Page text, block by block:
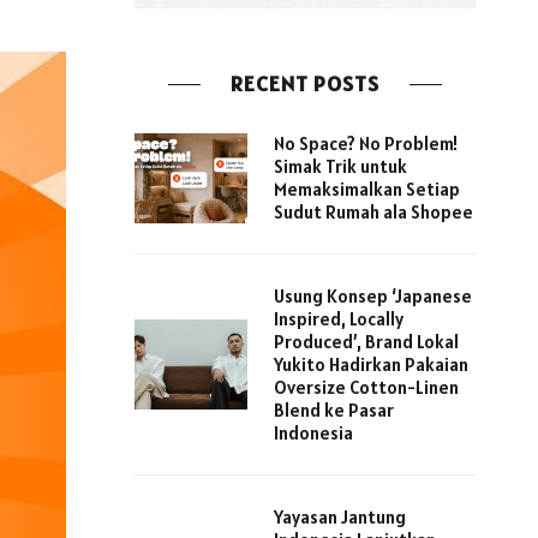
RECENT POSTS
No Space? No Problem!
Simak Trik untuk
Memaksimalkan Setiap
Sudut Rumah ala Shopee
Usung Konsep ‘Japanese
Inspired, Locally
Produced’, Brand Lokal
Yukito Hadirkan Pakaian
Oversize Cotton-Linen
Blend ke Pasar
Indonesia
Yayasan Jantung